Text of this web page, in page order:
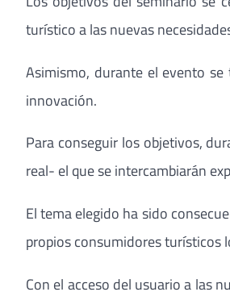
turístico a las nuevas
Asimismo, durante el evento
innovación.
Para conseguir los objetivos,
real- el que se intercambiarán
El tema elegido ha sido
propios consumidores turísticos
Con el acceso del usuario a las